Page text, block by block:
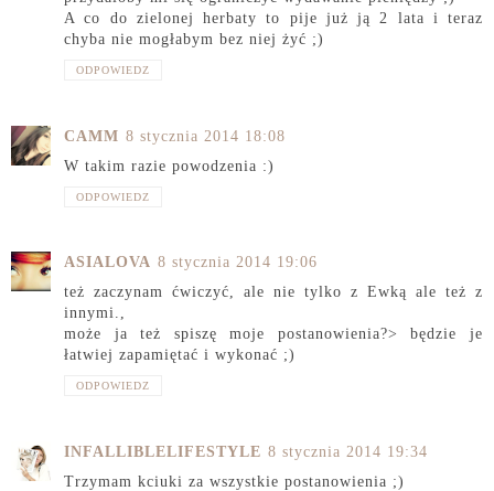
A co do zielonej herbaty to pije już ją 2 lata i teraz
chyba nie mogłabym bez niej żyć ;)
ODPOWIEDZ
CAMM 8 stycznia 2014 18:08
W takim razie powodzenia :)
ODPOWIEDZ
ASIALOVA 8 stycznia 2014 19:06
też zaczynam ćwiczyć, ale nie tylko z Ewką ale też z
innymi.,
może ja też spiszę moje postanowienia?> będzie je
łatwiej zapamiętać i wykonać ;)
ODPOWIEDZ
INFALLIBLELIFESTYLE 8 stycznia 2014 19:34
Trzymam kciuki za wszystkie postanowienia ;)